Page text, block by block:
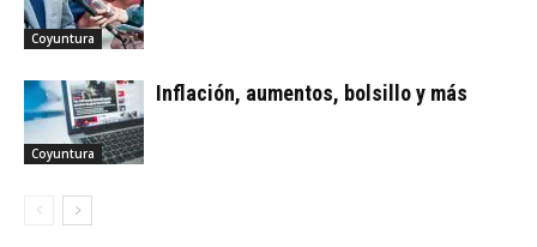
Coyuntura
Coyuntura
Inflación, aumentos, bolsillo y más